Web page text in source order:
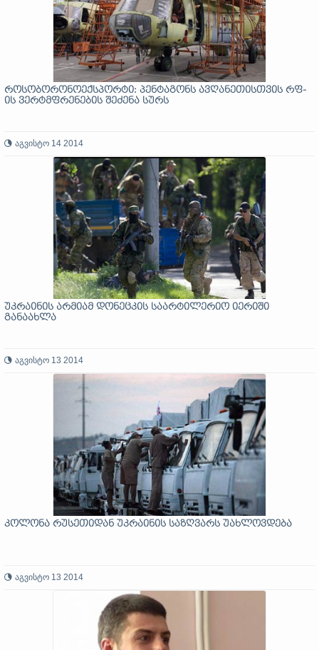
როსობორონოექსპორტი: პენტაგონს ავღანეთისთვის რფ-
ის ვერტმფრენების შეძენა სურს
აგვისტო 14 2014
უკრაინის არმიამ დონეცკის საარტილერიო იერიში
განაახლა
აგვისტო 13 2014
კოლონა რუსეთიდან უკრაინის საზღვარს უახლოვდება
აგვისტო 13 2014